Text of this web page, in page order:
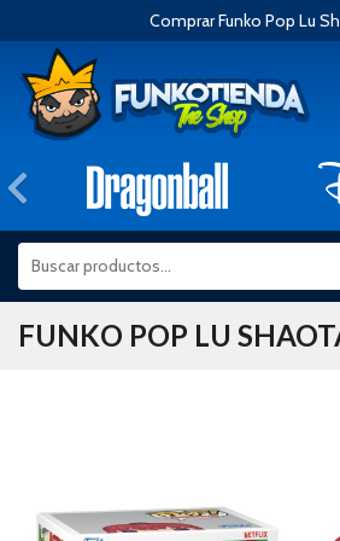
Comprar Funko Pop Lu
Anterior
FUNKO POP LU